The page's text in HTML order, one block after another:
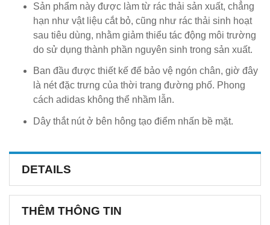
Sản phẩm này được làm từ rác thải sản xuất, chẳng
hạn như vật liệu cắt bỏ, cũng như rác thải sinh hoạt
sau tiêu dùng, nhằm giảm thiểu tác động môi trường
do sử dụng thành phần nguyên sinh trong sản xuất.
Ban đầu được thiết kế để bảo vệ ngón chân, giờ đây
là nét đặc trưng của thời trang đường phố. Phong
cách adidas không thể nhầm lẫn.
Dây thắt nút ở bên hông tạo điểm nhấn bề mặt.
DETAILS
THÊM THÔNG TIN